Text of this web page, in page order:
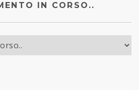
IN CORSO..